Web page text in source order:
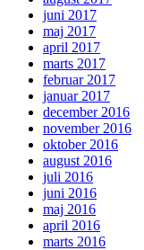
juni 2017
maj 2017
april 2017
marts 2017
februar 2017
januar 2017
december 2016
november 2016
oktober 2016
august 2016
juli 2016
juni 2016
maj 2016
april 2016
marts 2016